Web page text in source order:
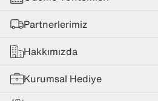
Partnerlerimiz
Hakkımızda
Kurumsal Hediye